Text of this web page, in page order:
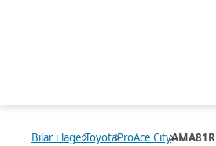
Bilar i lagerToyotaProAce CityAMA81R